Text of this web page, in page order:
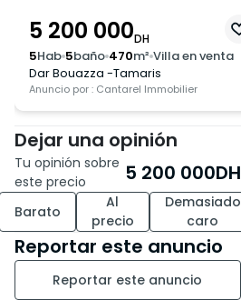
5 200 000DH
5Hab 5baño 470m² Villa en venta
Dar Bouazza -Tamaris
Anuncio por : Cantarel Immobilier
Dejar una opinión
Tu opinión sobre
este precio
5 200 000DH
Barato
Al
precio
Demasiado
caro
Reportar este anuncio
Reportar este anuncio